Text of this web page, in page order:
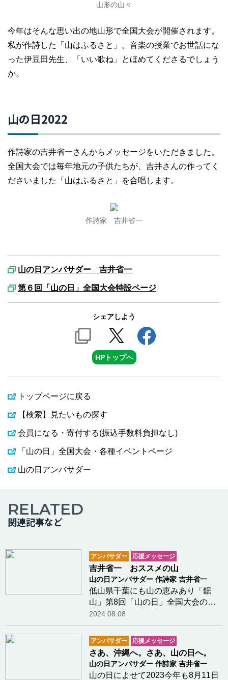
山形の山々
今年はそんな思い出の地山形で全国大会が開催されます。
私が作詩した「山はふるさと」。音楽の授業でお世話にな
った伊豆田先生、「いい歌ね」とほめてくださるでしょう
か。
山の日2022
作詩家の吉井省一さんからメッセージをいただきました。
全国大会では毎年地元の子供たちが、吉井さんの作ってく
ださいました「山はふるさと」を合唱します。
作詩家 吉井省一
山の日アンバサダー 吉井省一
第６回「山の日」全国大会特設ページ
シェアしよう
HPトップへ
トップページに戻る
【検索】見たいもの探す
会員になる・寄付する(振込手数料負担なし)
「山の日」全国大会・各種イベントページ
山の日アンバサダー
RELATED
関連記事など
アンバサダー 応援メッセージ
吉井省一 おススメの山
山の日アンバサダー 作詩家 吉井省一
低山県千葉にも山の恵みあり「鋸
山」第8回「山の日」全国大会の東
京開催おめでとうございます。開催
地東京に程近い、私の地元千葉県
は、日本で一番平均標高が低い県と
して知られています。そんなほぼ平
らな我がふるさとです…つづきを読
む
2024.08.08
アンバサダー 応援メッセージ
さあ、沖縄へ。さあ、山の日へ。
山の日アンバサダー 作詩家 吉井省一
山の日によせて2023今年も8月11日